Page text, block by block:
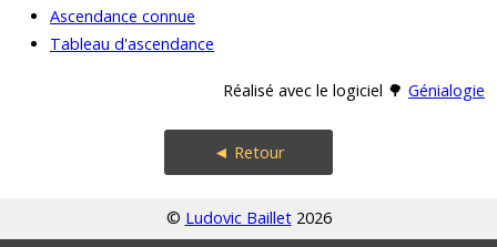
Ascendance connue
Tableau d'ascendance
Réalisé avec le logiciel 🌳 Génialogie
◄ Retour
© Ludovic Baillet2026